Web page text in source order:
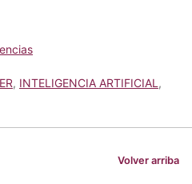
, INTELIGENCIA ARTIFICIAL ,
Volver arriba